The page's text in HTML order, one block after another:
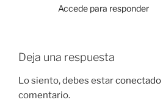
Accede para responder
Deja una respuesta
Lo siento, debes estarconectado
comentario.